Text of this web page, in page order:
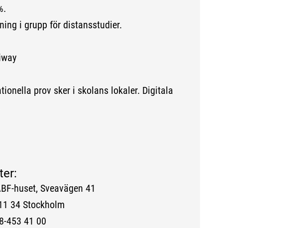
i grupp för distansstudier.
prov sker i skolans lokaler. Digitala
Sveavägen 41
Stockholm
41 00